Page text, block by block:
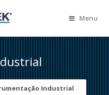
Menu
Industrial